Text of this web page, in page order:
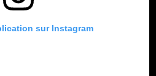
sur Instagram